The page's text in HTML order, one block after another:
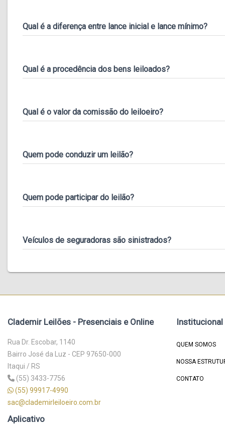
Qual é a diferença entre lance inicial e lance mínimo?
Qual é a procedência dos bens leiloados?
Qual é o valor da comissão do leiloeiro?
Quem pode conduzir um leilão?
Quem pode participar do leilão?
Veículos de seguradoras são sinistrados?
Clademir Leilões - Presenciais e Online
Rua Dr. Escobar, 1140
Bairro José da Luz - CEP 97650-000
Itaqui / RS
(55) 3433-7756
(55) 99917-4990
sac@clademirleiloeiro.com.br
Aplicativo
Institucional
QUEM SOMOS
NOSSA
CONTATO